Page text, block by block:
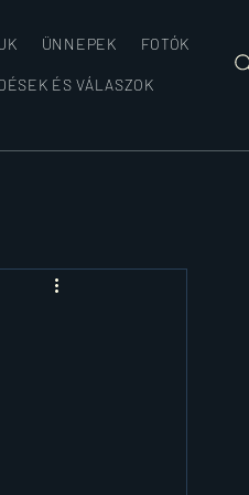
ÜNNEPEK FOTÓK
ÉS VÁLASZOK